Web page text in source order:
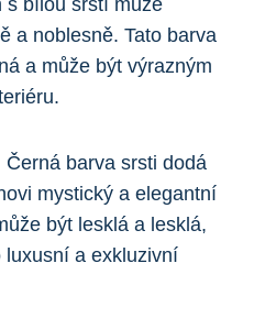
a noblesně. Tato barva
a může být výrazným
‌ Černá barva⁣ srsti‍ dodá
mystický a elegantní
být ‌lesklá​ a lesklá,
luxusní a exkluzivní‌